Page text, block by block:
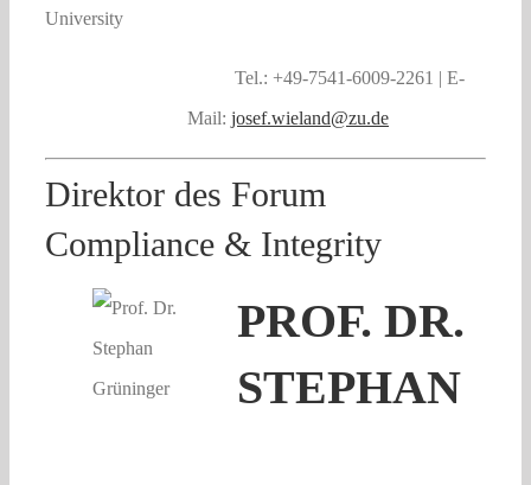
University
Tel.: +49-7541-6009-2261 | E-
Mail: josef.wieland@zu.de
Direktor des Forum
Compliance & Integrity
PROF. DR.
STEPHAN